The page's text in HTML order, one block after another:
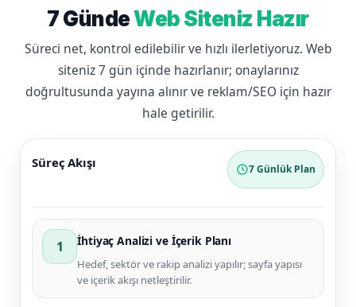
7 GündeWeb Siteniz Hazır
Süreci net, kontrol edilebilir ve hızlı ilerletiyoruz. Web
siteniz 7 gün içinde hazırlanır; onaylarınız
doğrultusunda yayına alınır ve reklam/SEO için hazır
hale getirilir.
Süreç Akışı 7 Günlük Plan
1 İhtiyaç Analizi ve İçerik Planı
Hedef, sektör ve rakip analizi yapılır; sayfa yapısı
ve içerik akışı netleştirilir.